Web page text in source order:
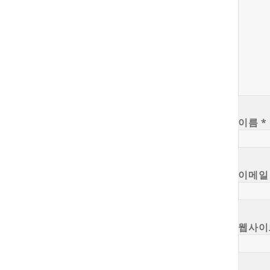
이름*
이메일
웹사